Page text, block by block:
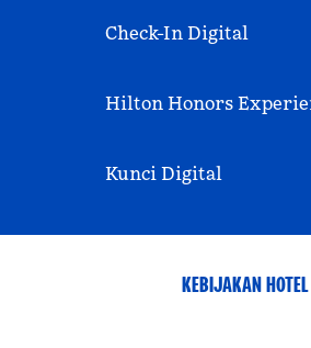
Check-In Digital
Hilton Honors
Kunci Digital
KEBIJAKAN HOTEL